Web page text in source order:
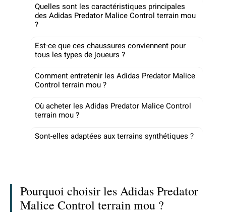
Quelles sont les caractéristiques principales
des Adidas Predator Malice Control terrain mou
?
Est-ce que ces chaussures conviennent pour
tous les types de joueurs ?
Comment entretenir les Adidas Predator Malice
Control terrain mou ?
Où acheter les Adidas Predator Malice Control
terrain mou ?
Sont-elles adaptées aux terrains synthétiques ?
Pourquoi choisir les Adidas Predator
Malice Control terrain mou ?